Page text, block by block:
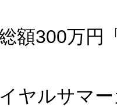
額300万円
イヤルサマ